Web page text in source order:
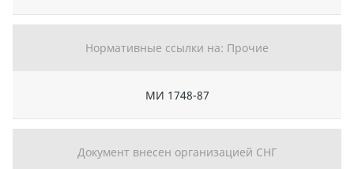
Нормативные ссылки на: Прочие
МИ 1748-87
Документ внесен организацией СНГ